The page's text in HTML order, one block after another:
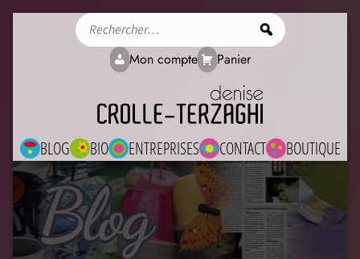
BLOG BIO ENTREPRISES CONTACT BOUTIQUE
Mon compte Panier
Blog